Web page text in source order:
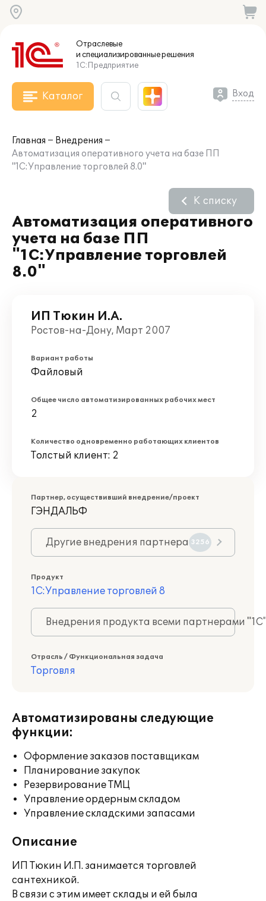
Отраслевые
и специализированныерешения
1С:Предприятие
Каталог Вход
Главная
Внедрения
Автоматизация оперативного учета на базе ПП
"1С:Управление торговлей 8.0"
Автоматизация оперативного
учета на базе ПП
"1С:Управление торговлей
8.0"
К списку
ИП Тюкин И.А.
Ростов-на-Дону, Март 2007
Вариант работы
Файловый
Общее число автоматизированных рабочих мест
2
Количество одновременно работающих клиентов
Толстый клиент: 2
Партнер, осуществивший внедрение/проект
ГЭНДАЛЬФ
Другие внедрения партнера 3256
Продукт
1С:Управление торговлей 8
Внедрения продукта всеми партнерами
Отрасль / Функциональная задача
Торговля
Автоматизированы следующие
функции:
Оформление заказов поставщикам
Планирование закупок
Резервирование ТМЦ
Управление ордерным складом
Управление складскими запасами
Описание
ИП Тюкин И.П. занимается торговлей
сантехникой.
В связи с этим имеет склады и ей была